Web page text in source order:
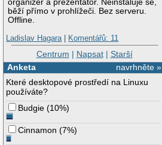
organizér a prezentátor. Neinstaluje se,
běží přímo v prohlížeči. Bez serveru.
Offline.
Ladislav Hagara| Komentářů: 11
Centrum | Napsat| Starší
navrhněte »
Anketa
Které desktopové prostředí na Linuxu
používáte?
Budgie (10%)
Cinnamon (7%)